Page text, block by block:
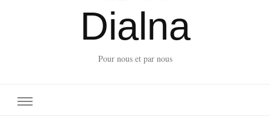
Dialna
Pour nous et par nous